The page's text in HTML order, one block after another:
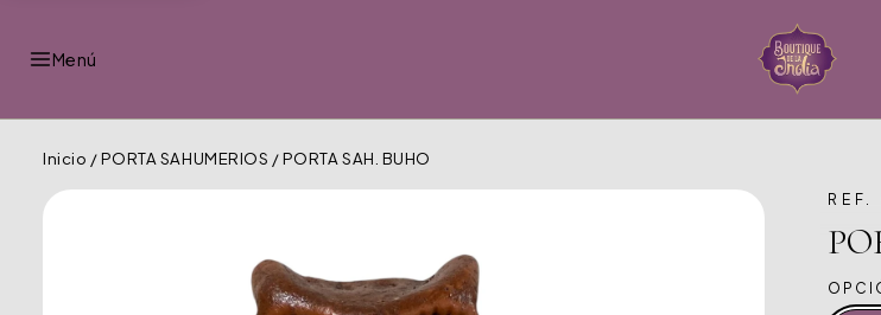
Menú
Inicio /PORTA SAHUMERIOS /PORTA SAH. BUHO
REF.